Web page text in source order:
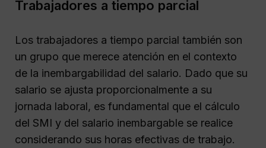
Trabajadores a tiempo parcial
Los trabajadores a tiempo parcial también son
un grupo que merece atención en el contexto
de la inembargabilidad del salario. Dado que su
salario se ajusta proporcionalmente a su
jornada laboral, es fundamental que el cálculo
del SMI y del salario inembargable se realice
considerando sus horas efectivas de trabajo.